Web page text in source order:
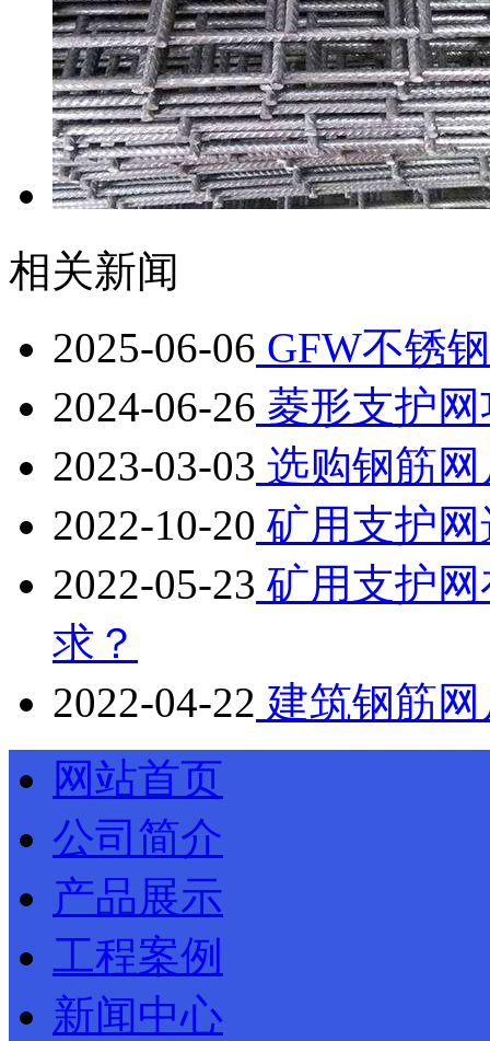
相关新闻
2025-06-06 GFW不锈
2024-06-26 菱形支护
2023-03-03 选购钢筋
2022-10-20 矿用支护
2022-05-23 矿用支护
求？
2022-04-22 建筑钢筋
网站首页
公司简介
产品展示
工程案例
新闻中心